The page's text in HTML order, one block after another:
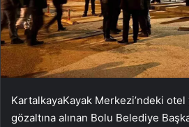
KartalkayaKayak Merkezi’ndeki otel
gözaltına alınan Bolu Belediye